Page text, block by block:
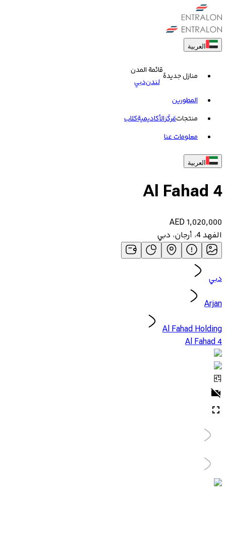
العربية
منازل جديدة
قائمة المدن
لندندبي
المطورين
منتجاتمَركَزالأكاديميةکلاب
معلومات عنا
العربية
Al Fahad 4
AED1,020,000
الفهد 4، أرجان، دبي
دبي
Arjan
Al Fahad Holding
Al Fahad 4